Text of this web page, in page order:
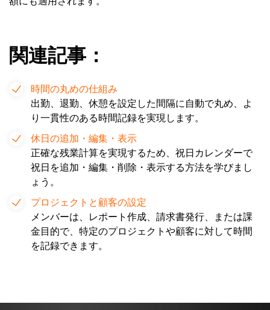
関連記事：
時間の丸めの仕組み
出勤、退勤、休憩を設定した間隔に自動で丸め、よ
り一貫性のある時間記録を実現します。
休日の追加・編集・表示
正確な残業計算を実現するため、祝日カレンダーで
祝日を追加・編集・削除・表示する方法を学びまし
ょう。
プロジェクトと顧客の設定
メンバーは、レポート作成、請求書発行、または課
金目的で、特定のプロジェクトや顧客に対して時間
を記録できます。